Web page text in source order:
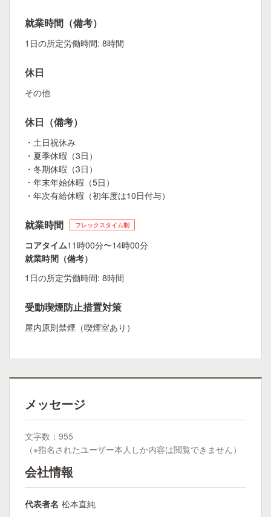
就業時間（備考）
1日の所定労働時間: 8時間
休日
その他
休日（備考）
・土日祝休み
・夏季休暇（3日）
・冬期休暇（3日）
・年末年始休暇（5日）
・年次有給休暇（初年度は10日付与）
就業時間 フレックスタイム制
コアタイム11時00分〜14時00分
就業時間（備考）
1日の所定労働時間: 8時間
受動喫煙防止措置対策
屋内原則禁煙（喫煙室あり）
メッセージ
文字数：955
（※指名されたユーザー本人しか内容は閲覧できません）
会社情報
代表者名 松本直純